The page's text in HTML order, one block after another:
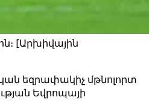
[Արխիվային
եզրափակիչ մթնոլորտ
Եվրոպայի